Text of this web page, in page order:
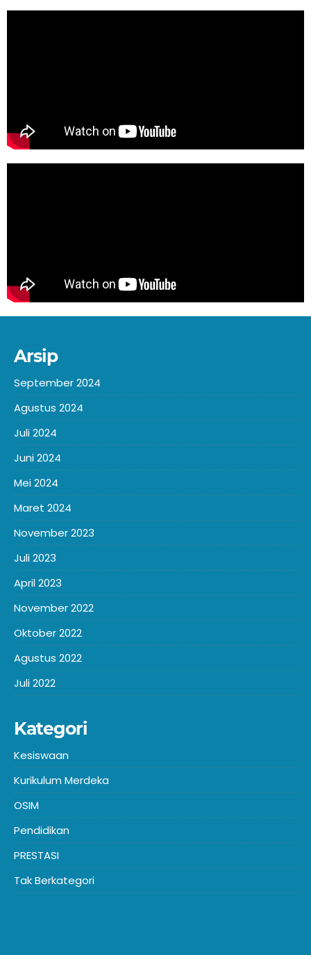
Arsip
September 2024
Agustus 2024
Juli 2024
Juni 2024
Mei 2024
Maret 2024
November 2023
Juli 2023
April 2023
November 2022
Oktober 2022
Agustus 2022
Juli 2022
Kategori
Kesiswaan
Kurikulum Merdeka
OSIM
Pendidikan
PRESTASI
Tak Berkategori